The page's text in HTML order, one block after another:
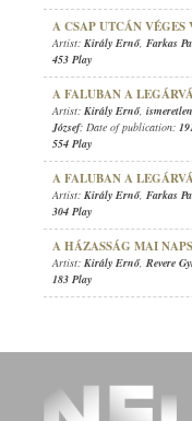
A CSAP UTCÁN VÉGES
Artist: Király Ernő, Farkas
453 Play
A FALUBAN A
Artist: Király Ernő,
József; Date of publication:
554 Play
A FALUBAN A
Artist: Király Ernő, Farkas
304 Play
A HÁZASSÁG MAI
Artist: Király Ernő, Revere
183 Play